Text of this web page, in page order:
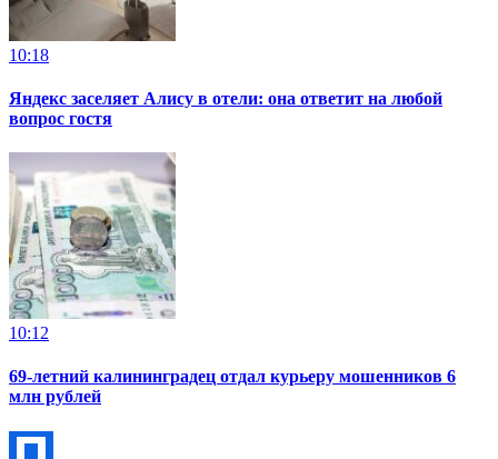
10:18
Яндекс заселяет Алису в отели: она ответит на любой
вопрос гостя
10:12
69-летний калининградец отдал курьеру мошенников 6
млн рублей